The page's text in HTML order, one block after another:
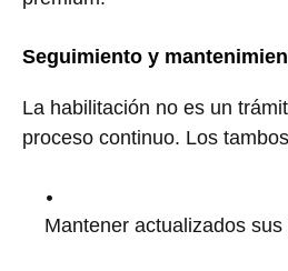
Seguimiento y
La habilitación no es un
proceso continuo. Los
Mantener actualizados